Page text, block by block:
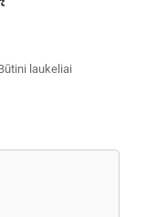
laukeliai